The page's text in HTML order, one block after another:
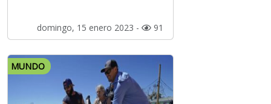
domingo, 15 enero 2023 - 91
MUNDO